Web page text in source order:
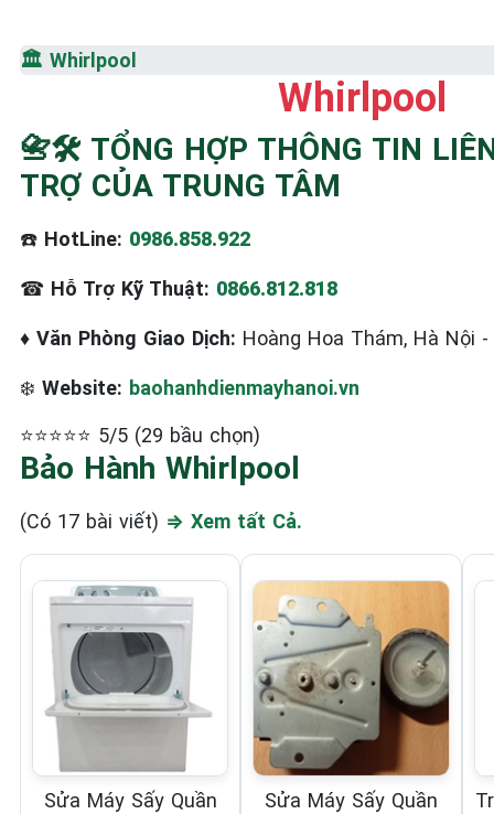
WHIRLPOOL
Tốc Độ Tối Đa • Chất Lượng Tối Ưu • Chi Phí Tối
☎️ 09.86.85.89.22
🏛️ Whirlpool
Whirlpool
📇🛠️ TỔNG HỢP THÔNG TIN
TRỢ CỦA TRUNG TÂM
☎️ HotLine: 0986.858.922
☎ Hỗ Trợ Kỹ Thuật: 0866.812.818
♦ Văn Phòng Giao Dịch: Hoàng Hoa Thám, Hà Nội -
❄️ Website: baohanhdienmayhanoi.vn
⭐⭐⭐⭐⭐ 5/5 (29 bầu chọn)
Bảo Hành Whirlpool
(Có 17 bài viết) ⇒ Xem tất Cả.
Sửa Máy Sấy Quần
Sửa Máy Sấy Quần